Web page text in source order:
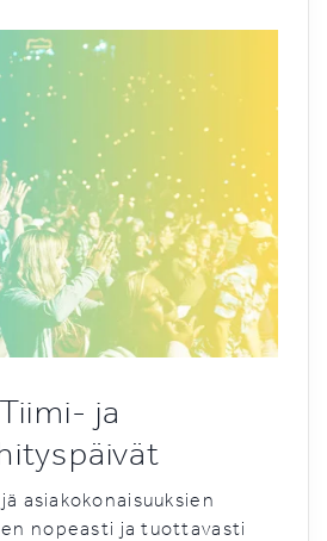
Tiimi- ja
asiakokonaisuuksien
nopeasti ja tuottavasti